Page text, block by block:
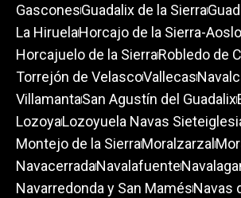
GasconesGuadalix de la Sierra
La HiruelaHorcajo de la Sierra-
Horcajuelo de la SierraRobledo de
Torrejón de VelascoVallecas
VillamantaSan Agustín del Guadalix
LozoyaLozoyuela Navas
Montejo de la SierraMoralzarzal
NavacerradaNavalafuente
Navarredonda y San MamésNavas